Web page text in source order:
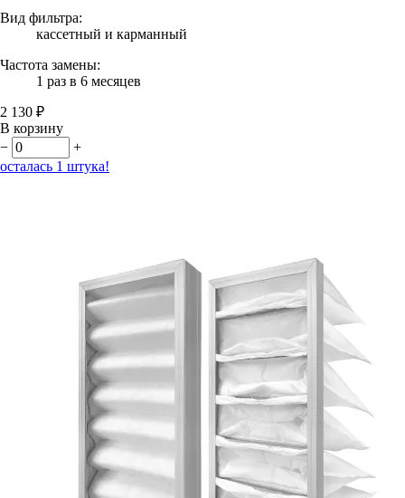
Вид фильтра:
кассетный и карманный
Частота замены:
1 раз в 6 месяцев
2 130 ₽
В корзину
−
+
осталась 1 штука!